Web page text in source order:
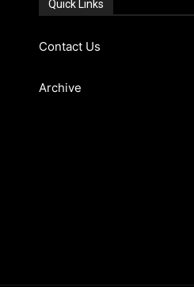
Quick Links
Contact Us
Archive